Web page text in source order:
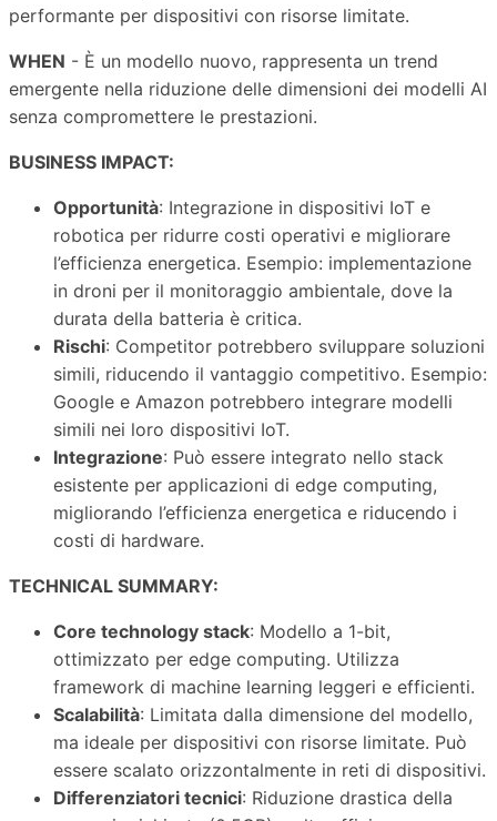
performante per dispositivi con risorse limitate.
WHEN - È un modello nuovo, rappresenta un trend
emergente nella riduzione delle dimensioni dei modelli AI
senza compromettere le prestazioni.
BUSINESS IMPACT:
Opportunità: Integrazione in dispositivi IoT e
robotica per ridurre costi operativi e migliorare
l’efficienza energetica. Esempio: implementazione
in droni per il monitoraggio ambientale, dove la
durata della batteria è critica.
Rischi: Competitor potrebbero sviluppare soluzioni
simili, riducendo il vantaggio competitivo. Esempio:
Google e Amazon potrebbero integrare modelli
simili nei loro dispositivi IoT.
Integrazione: Può essere integrato nello stack
esistente per applicazioni di edge computing,
migliorando l’efficienza energetica e riducendo i
costi di hardware.
TECHNICAL SUMMARY:
Core technology stack: Modello a 1-bit,
ottimizzato per edge computing. Utilizza
framework di machine learning leggeri e efficienti.
Scalabilità: Limitata dalla dimensione del modello,
ma ideale per dispositivi con risorse limitate. Può
essere scalato orizzontalmente in reti di dispositivi.
Differenziatori tecnici: Riduzione drastica della